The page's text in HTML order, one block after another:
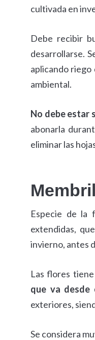
cultivada en
Debe recibir
desarrollarse.
aplicando riego
ambiental.
No debe estar
abonarla
eliminar las
Especie de la
extendidas,
invierno, antes
Las flores
que va desde
exteriores,
Se considera